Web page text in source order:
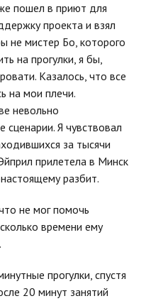
пошел в приют для
проекта и взял
не мистер Бо, которого
на прогулки, я бы,
Казалось, что все
на мои плечи.
невольно
сценарии. Я чувствовал
за тысячи
прилетела в Минск
разбит.
не мог помочь
времени ему
прогулки, спустя
20 минут занятий